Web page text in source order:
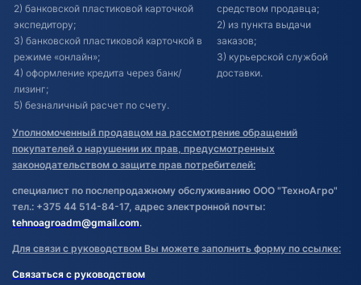
2) банковской пластиковой карточкой
экспедитору;
3) банковской пластиковой карточкой в
режиме «онлайн»;
4) оформление кредита через банк/
лизинг;
5) безналичный расчет по счету.
средством продавца;
2) из пункта выдачи
заказов;
3) курьерской службой
доставки.
Уполномоченный продавцом на рассмотрение обращений
покупателей о нарушении их прав, предусмотренных
законодательством о защите прав потребителей:
специалист по послепродажному обслуживанию ООО "ТехноАгро"
тел.: +375 44 514-84-17, адрес электронной почты:
tehnoagroadm@gmail.com.
Для связи с руководством Вы можете заполнить форму по ссылке:
Связаться с руководством